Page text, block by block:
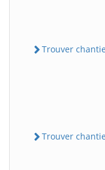
Trouver
Trouver